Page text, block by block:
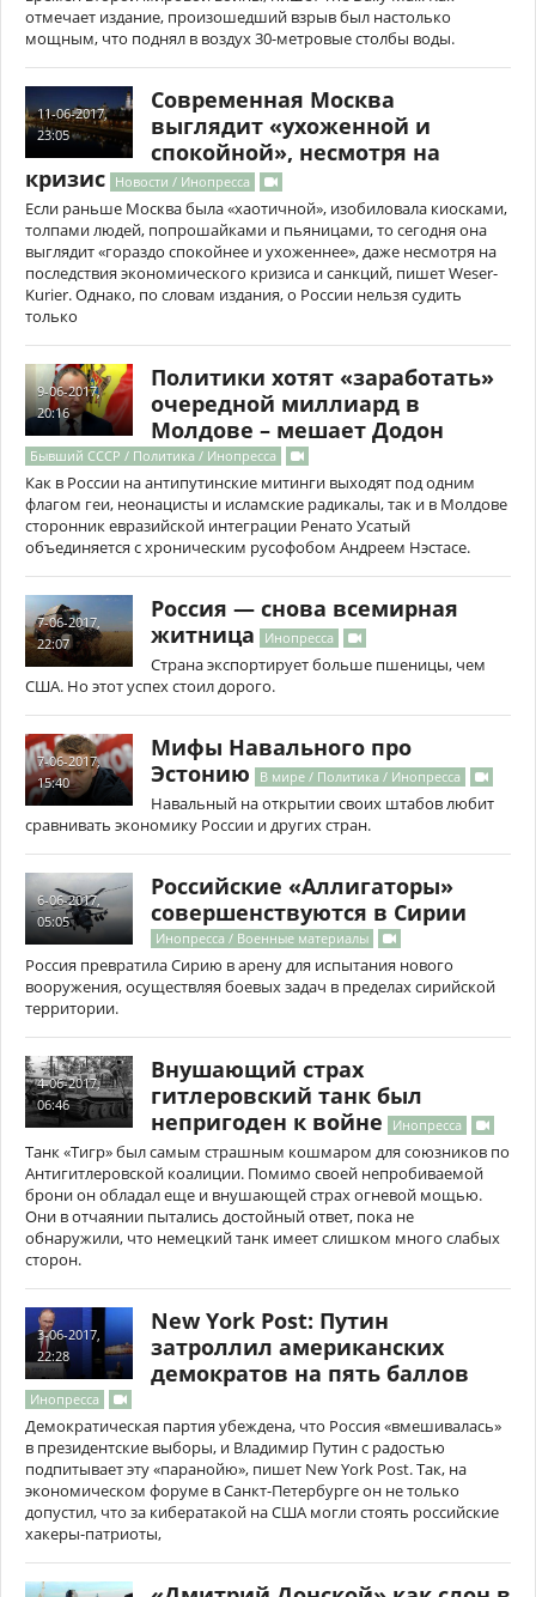
отмечает издание, произошедший взрыв был настолько
мощным, что поднял в воздух 30-метровые столбы воды.
11-06-2017,
23:05
Современная Москва
выглядит «ухоженной и
спокойной», несмотря на
кризис Новости / Инопресса
Если раньше Москва была «хаотичной», изобиловала киосками,
толпами людей, попрошайками и пьяницами, то сегодня она
выглядит «гораздо спокойнее и ухоженнее», даже несмотря на
последствия экономического кризиса и санкций, пишет Weser-
Kurier. Однако, по словам издания, о России нельзя судить
только
9-06-2017,
20:16
Политики хотят «заработать»
очередной миллиард в
Молдове – мешает Додон
Бывший СССР / Политика / Инопресса
Как в России на антипутинские митинги выходят под одним
флагом геи, неонацисты и исламские радикалы, так и в Молдове
сторонник евразийской интеграции Ренато Усатый
объединяется с хроническим русофобом Андреем Нэстасе.
7-06-2017,
22:07
Россия — снова всемирная
житница
Инопресса
Страна экспортирует больше пшеницы, чем
США. Но этот успех стоил дорого.
7-06-2017,
15:40
Мифы Навального про
Эстонию
В мире / Политика / Инопресса
Навальный на открытии своих штабов любит
сравнивать экономику России и других стран.
6-06-2017,
05:05
Российские «Аллигаторы»
совершенствуются в Сирии
Инопресса / Военные материалы
Россия превратила Сирию в арену для испытания нового
вооружения, осуществляя боевых задач в пределах сирийской
территории.
4-06-2017,
06:46
Внушающий страх
гитлеровский танк был
непригоден к войне
Инопресса
Танк «Тигр» был самым страшным кошмаром для союзников по
Антигитлеровской коалиции. Помимо своей непробиваемой
брони он обладал еще и внушающей страх огневой мощью.
Они в отчаянии пытались достойный ответ, пока не
обнаружили, что немецкий танк имеет слишком много слабых
сторон.
3-06-2017,
22:28
New York Post: Путин
затроллил американских
демократов на пять баллов
Инопресса
Демократическая партия убеждена, что Россия «вмешивалась»
в президентские выборы, и Владимир Путин с радостью
подпитывает эту «паранойю», пишет New York Post. Так, на
экономическом форуме в Санкт-Петербурге он не только
допустил, что за кибератакой на США могли стоять российские
хакеры-патриоты,